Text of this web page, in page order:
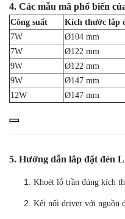
4. Các mẫu mã phổ biến
Công suất Kích thước lắp
7W
Ø104 mm
7W
Ø122 mm
9W
Ø122 mm
9W
Ø147 mm
12W
Ø147 mm
5. Hướng dẫn lắp đặt đèn
Khoét lỗ trần đúng kích
Kết nối driver với nguồn